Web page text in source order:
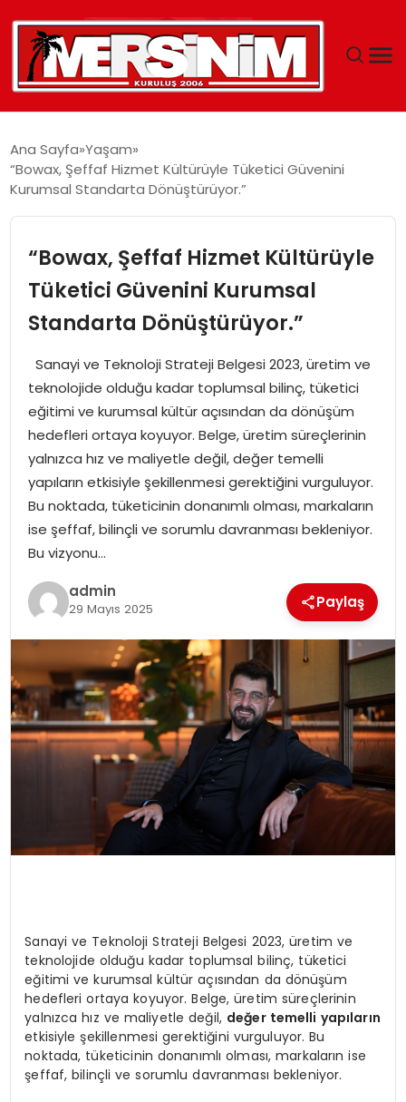
YAŞAM
EĞITIM
SPOR
EKONOMI
MAGAZIN
DÜNYA
OTOMOBIL
Ana Sayfa Yaşam
“Bowax, Şeffaf Hizmet Kültürüyle Tüketici Güvenini
Kurumsal Standarta Dönüştürüyor.”
“Bowax, Şeffaf Hizmet Kültürüyle
Tüketici Güvenini Kurumsal
Standarta Dönüştürüyor.”
Sanayi ve Teknoloji Strateji Belgesi 2023, üretim ve
teknolojide olduğu kadar toplumsal bilinç, tüketici
eğitimi ve kurumsal kültür açısından da dönüşüm
hedefleri ortaya koyuyor. Belge, üretim süreçlerinin
yalnızca hız ve maliyetle değil, değer temelli
yapıların etkisiyle şekillenmesi gerektiğini vurguluyor.
Bu noktada, tüketicinin donanımlı olması, markaların
ise şeffaf, bilinçli ve sorumlu davranması bekleniyor.
Bu vizyonu…
admin
29 Mayıs 2025 Paylaş
Sanayi ve Teknoloji Strateji Belgesi 2023, üretim ve
teknolojide olduğu kadar toplumsal bilinç, tüketici
eğitimi ve kurumsal kültür açısından da dönüşüm
hedefleri ortaya koyuyor. Belge, üretim süreçlerinin
yalnızca hız ve maliyetle değil, değer temelli yapıların
etkisiyle şekillenmesi gerektiğini vurguluyor. Bu
noktada, tüketicinin donanımlı olması, markaların ise
şeffaf, bilinçli ve sorumlu davranması bekleniyor.